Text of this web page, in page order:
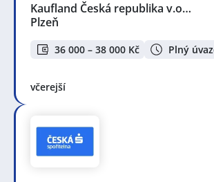
Kaufland Česká republika v.o…
Plzeň
36 000 – 38 000 Kč Plný
včerejší